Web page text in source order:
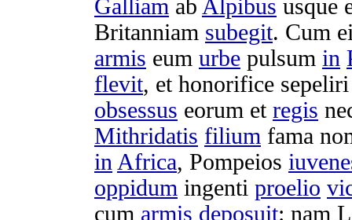
Galliam ab Alpibus usque
Britanniam subegit. Cum
armis eum urbe pulsum in
flevit, et honorifice sepeliri
obsessus eorum et regis
Mithridatis filium fama
in Africa, Pompeios
oppidum ingenti proelio
cum armis deposuit: nam